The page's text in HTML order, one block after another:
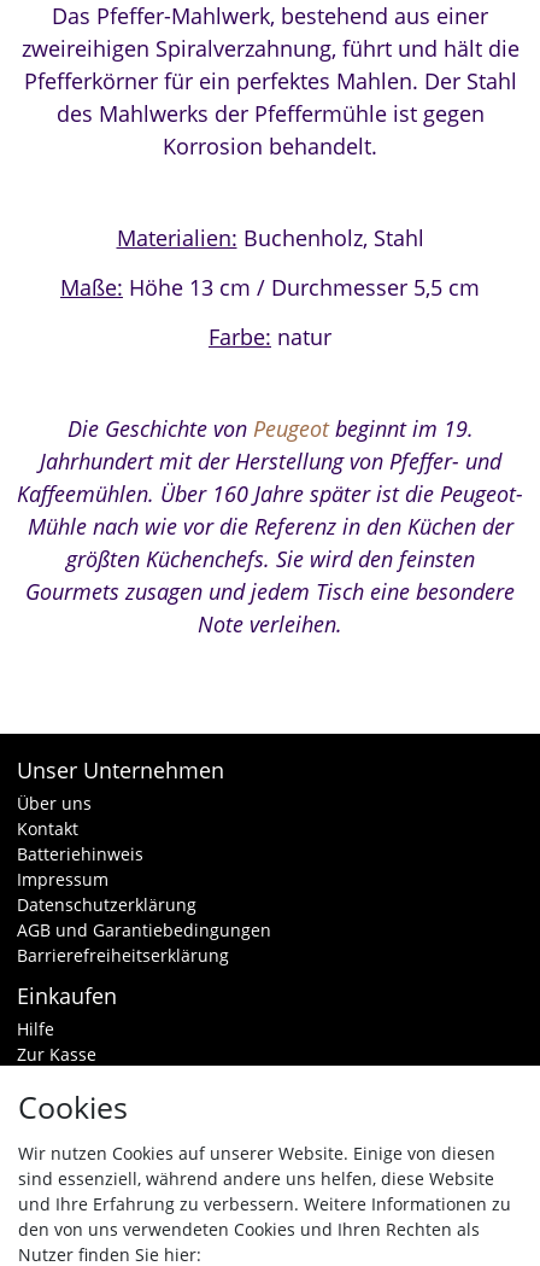
Das Pfeffer-Mahlwerk, bestehend aus einer
zweireihigen Spiralverzahnung, führt und hält die
Pfefferkörner für ein perfektes Mahlen. Der Stahl
des Mahlwerks der Pfeffermühle ist gegen
Korrosion behandelt.
Materialien: Buchenholz, Stahl
Maße: Höhe 13 cm / Durchmesser 5,5 cm
Farbe: natur
Die Geschichte vonPeugeotbeginnt im 19.
Jahrhundert mit der Herstellung von Pfeffer- und
Kaffeemühlen. Über 160 Jahre später ist die Peugeot-
Mühle nach wie vor die Referenz in den Küchen der
größten Küchenchefs. Sie wird den feinsten
Gourmets zusagen und jedem Tisch eine besondere
Note verleihen.
Unser Unternehmen
Über uns
Kontakt
Batteriehinweis
Impressum
Datenschutzerklärung
AGB und Garantiebedingungen
Barrierefreiheitserklärung
Einkaufen
Hilfe
Zur Kasse
Zahlungsarten & Versand
Vertrag widerrufen
Zahlungsarten
Cookies
Wir nutzen Cookies auf unserer Website. Einige von diesen
sind essenziell, während andere uns helfen, diese Website
und Ihre Erfahrung zu verbessern. Weitere Informationen zu
den von uns verwendeten Cookies und Ihren Rechten als
Nutzer finden Sie hier: